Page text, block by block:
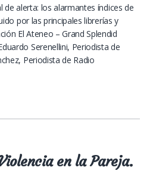
de alerta: los alarmantes índices de
por las principales librerías y
El Ateneo – Grand Splendid
Serenellini, Periodista de
Periodista de Radio
en la Pareja.